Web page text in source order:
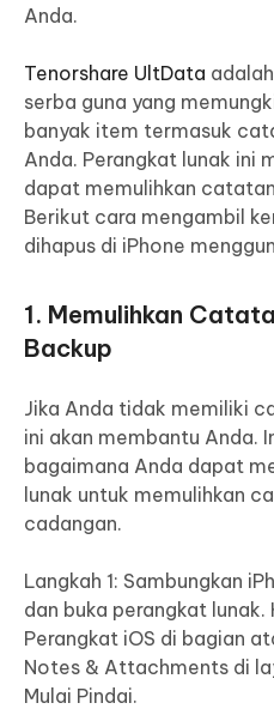
Anda.
Tenorshare UltData
serba guna yang
banyak item termasuk
Anda. Perangkat lunak ini
dapat memulihkan
Berikut cara mengambil
dihapus di iPhone
1. Memulihkan
Backup
Jika Anda tidak memiliki
ini akan membantu Anda.
bagaimana Anda dapat
lunak untuk memulihkan
cadangan.
Langkah 1: Sambungkan
dan buka perangkat lunak.
Perangkat iOS di bagian
Notes & Attachments di
Mulai Pindai.